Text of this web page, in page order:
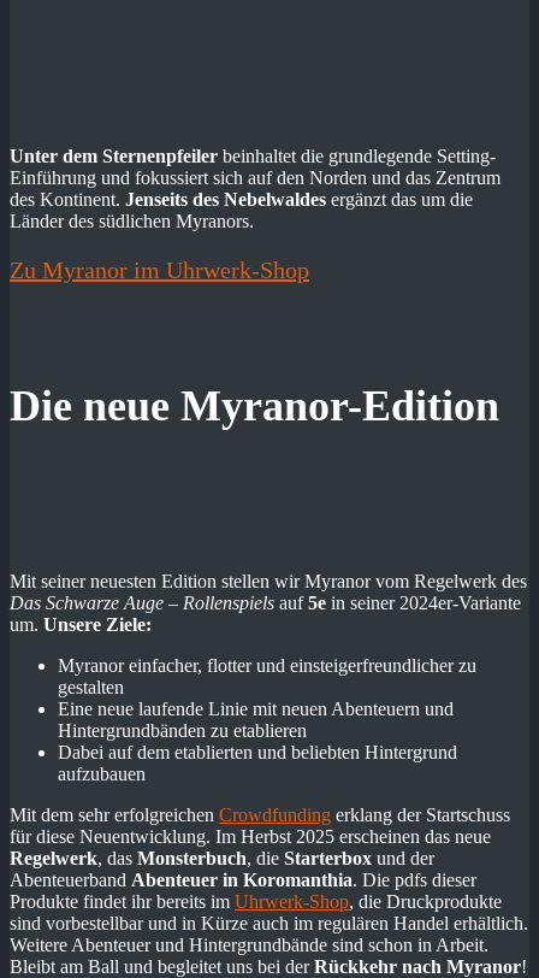
Unter dem Sternenpfeiler beinhaltet die grundlegende Setting-
Einführung und fokussiert sich auf den Norden und das Zentrum
des Kontinent. Jenseits des Nebelwaldes ergänzt das um die
Länder des südlichen Myranors.
Zu Myranor im Uhrwerk-Shop
Die neue Myranor-Edition
Mit seiner neuesten Edition stellen wir Myranor vom Regelwerk des
Das Schwarze Auge – Rollenspiels auf5e in seiner 2024er-Variante
um. Unsere Ziele:
Myranor einfacher, flotter und einsteigerfreundlicher zu
gestalten
Eine neue laufende Linie mit neuen Abenteuern und
Hintergrundbänden zu etablieren
Dabei auf dem etablierten und beliebten Hintergrund
aufzubauen
Mit dem sehr erfolgreichen Crowdfunding erklang der Startschuss
für diese Neuentwicklung. Im Herbst 2025 erscheinen das neue
Regelwerk, das Monsterbuch, die Starterbox und der
Abenteuerband Abenteuer in Koromanthia. Die pdfs dieser
Produkte findet ihr bereits im Uhrwerk-Shop, die Druckprodukte
sind vorbestellbar und in Kürze auch im regulären Handel erhältlich.
Weitere Abenteuer und Hintergrundbände sind schon in Arbeit.
Bleibt am Ball und begleitet uns bei derRückkehr nach Myranor!